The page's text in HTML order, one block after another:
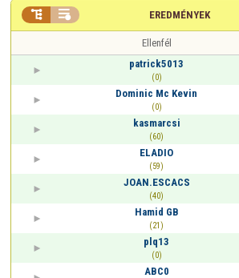
EREDMÉNYEK
 
Ellenfél
patrick5013
(0)
Dominic Mc Kevin
(0)
kasmarcsi
(60)
ELADIO
(59)
JOAN.ESCACS
(40)
Hamid GB
(21)
plq13
(0)
ABC0